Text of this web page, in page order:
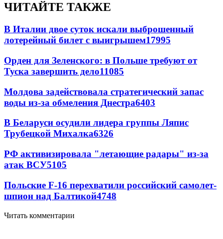
ЧИТАЙТЕ ТАКЖЕ
В Италии двое суток искали выброшенный
лотерейный билет с выигрышем17995
Орден для Зеленского: в Польше требуют от
Туска завершить дело11085
Молдова задействовала стратегический запас
воды из-за обмеления Днестра6403
В Беларуси осудили лидера группы Ляпис
Трубецкой Михалка6326
РФ активизировала "летающие радары" из-за
атак ВСУ5105
Польские F-16 перехватили российский самолет-
шпион над Балтикой4748
Читать комментарии